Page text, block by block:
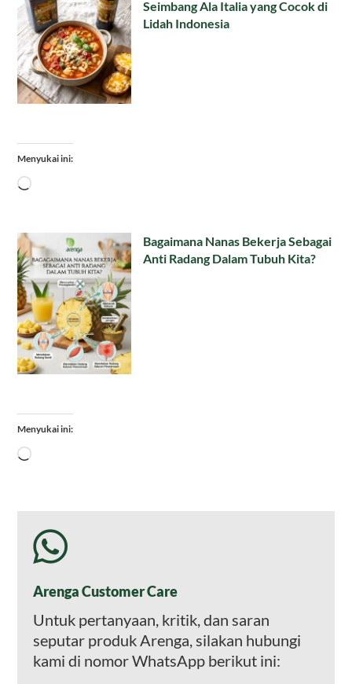
Seimbang Ala Italia yang Cocok di
Lidah Indonesia
Menyukai ini:
Memuat...
Bagaimana Nanas Bekerja Sebagai
Anti Radang Dalam Tubuh Kita?
Menyukai ini:
Memuat...
Arenga Customer Care
Untuk pertanyaan, kritik, dan saran
seputar produk Arenga, silakan hubungi
kami di nomor WhatsApp berikut ini: